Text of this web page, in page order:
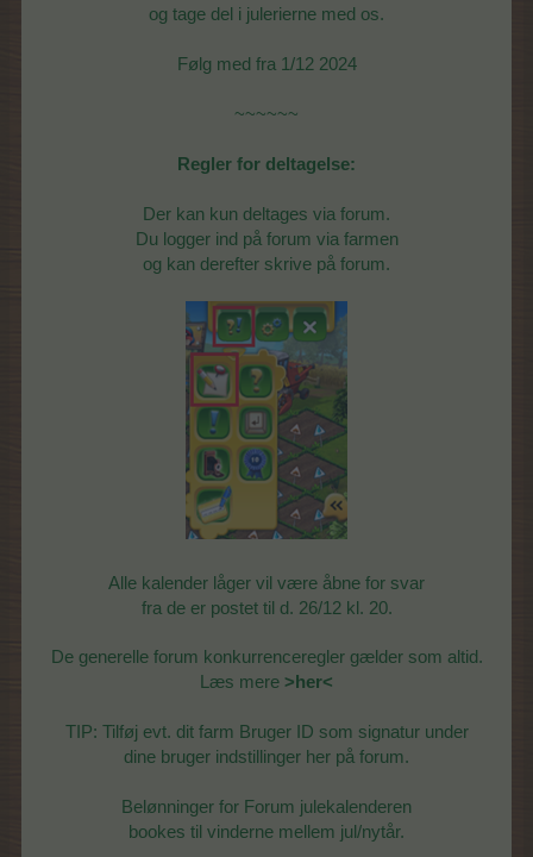
og tage del i julerierne med os.
Følg med fra 1/12 2024
~~~~~~
Regler for deltagelse:
Der kan kun deltages via forum.
Du logger ind på forum via farmen
og kan derefter skrive på forum.
Alle kalender låger vil være åbne for svar
fra de er postet til d. 26/12 kl. 20.
De generelle forum konkurrenceregler gælder som altid.
Læs mere >her<
TIP: Tilføj evt. dit farm Bruger ID som signatur under
dine bruger indstillinger her på forum.
Belønninger for Forum julekalenderen
bookes til vinderne mellem jul/nytår.